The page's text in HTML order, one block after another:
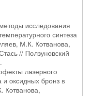
исследования
синтеза
М.К. Котванова,
// Ползуновский
лазерного
и оксидных бронз в
Котванова,